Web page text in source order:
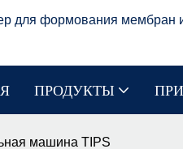
для формования мембран
ПРОДУКТЫ
машина TIPS